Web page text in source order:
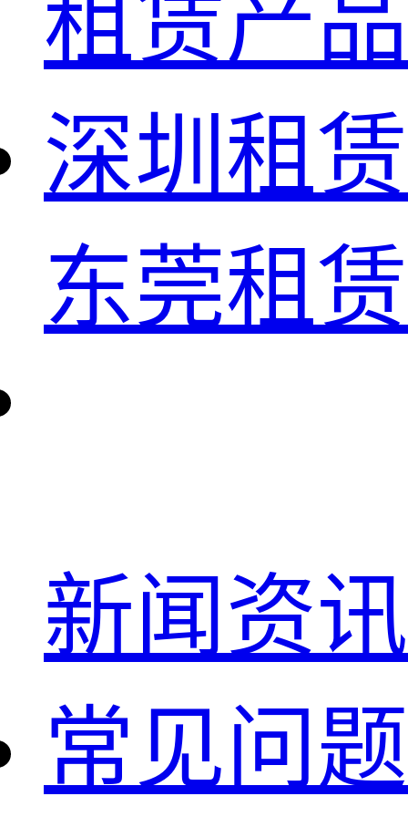
租赁产品
深圳租
东莞租
新闻资讯
常见问题